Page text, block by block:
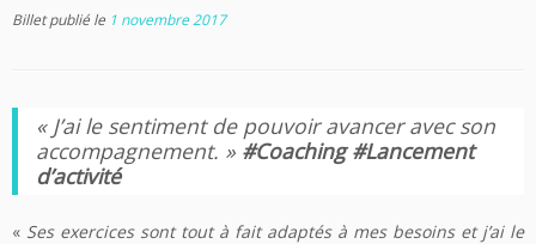
Billet publié le 1 novembre 2017
« J’ai le sentiment de pouvoir avancer avec son
accompagnement. » #Coaching #Lancement
d’activité
« Ses exercices sont tout à fait adaptés à mes besoins et j’ai le